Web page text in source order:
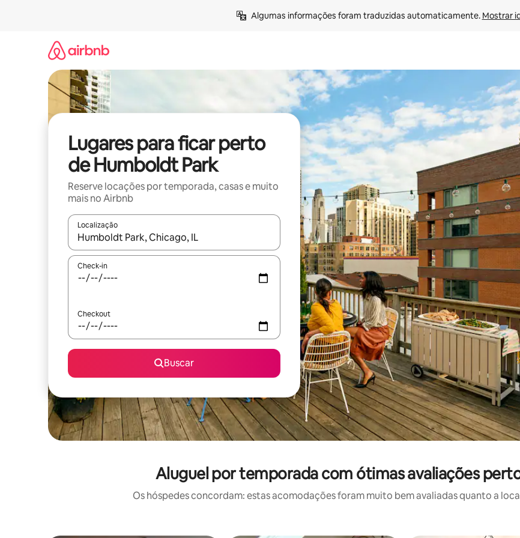
Algumas informações foram traduzidas automaticamente. Mostrar
Lugares para ficar perto
de Humboldt Park
Reserve locações por temporada, casas e muito
mais no Airbnb
Localização
Quando os resultados estiverem disponíveis, explore-os usando as seta para cima e para baixo do teclado ou
Check-in
Checkout
Buscar
Aluguel por temporada com ótimas avaliações
Os hóspedes concordam: estas acomodações foram muito bem avaliadas quanto a